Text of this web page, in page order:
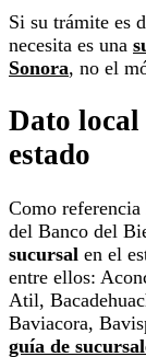
Si su trámite es
necesita es una
Sonora, no el
Dato local
estado
Como
del Banco del
sucursal en el
entre ellos:
Atil,
Baviacora,
guía de